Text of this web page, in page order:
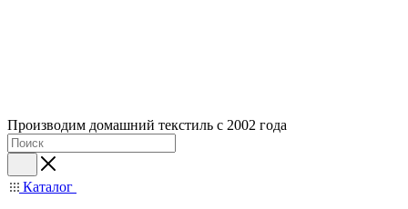
Производим домашний текстиль с 2002 года
Каталог